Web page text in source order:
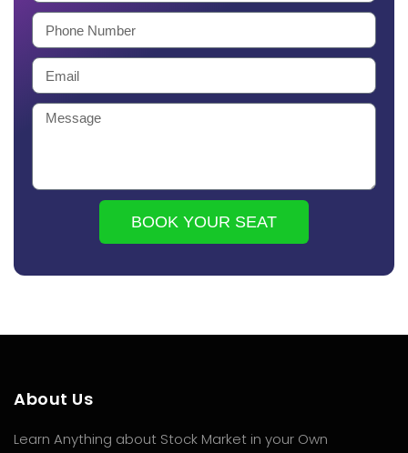
BOOK YOUR SEAT
About Us
Learn Anything about Stock Market in your Own